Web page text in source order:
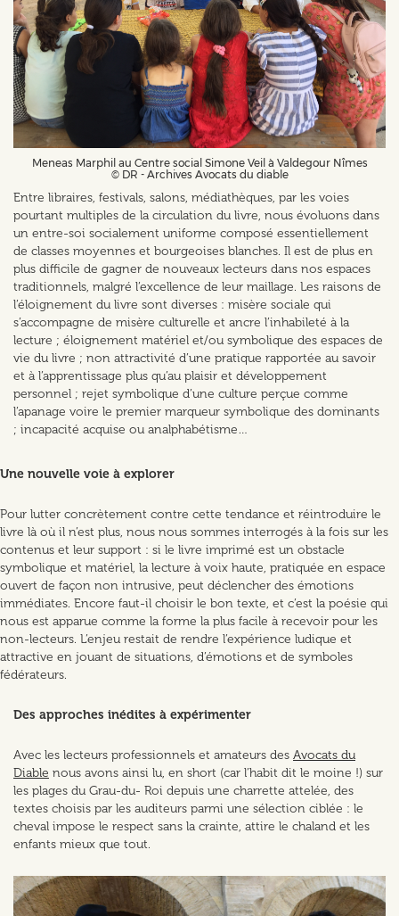
Meneas Marphil au Centre social Simone Veil à Valdegour Nîmes
© DR - Archives Avocats du diable
Entre libraires, festivals, salons, médiathèques, par les voies
pourtant multiples de la circulation du livre, nous évoluons dans
un entre-soi socialement uniforme composé essentiellement
de classes moyennes et bourgeoises blanches. Il est de plus en
plus difficile de gagner de nouveaux lecteurs dans nos espaces
traditionnels, malgré l’excellence de leur maillage. Les raisons de
l’éloignement du livre sont diverses : misère sociale qui
s’accompagne de misère culturelle et ancre l’inhabileté à la
lecture ; éloignement matériel et/ou symbolique des espaces de
vie du livre ; non attractivité d’une pratique rapportée au savoir
et à l’apprentissage plus qu’au plaisir et développement
personnel ; rejet symbolique d’une culture perçue comme
l’apanage voire le premier marqueur symbolique des dominants
; incapacité acquise ou analphabétisme…
Une nouvelle voie à explorer
Pour lutter concrètement contre cette tendance et réintroduire le
livre là où il n’est plus, nous nous sommes interrogés à la fois sur les
contenus et leur support : si le livre imprimé est un obstacle
symbolique et matériel, la lecture à voix haute, pratiquée en espace
ouvert de façon non intrusive, peut déclencher des émotions
immédiates. Encore faut-il choisir le bon texte, et c’est la poésie qui
nous est apparue comme la forme la plus facile à recevoir pour les
non-lecteurs. L’enjeu restait de rendre l’expérience ludique et
attractive en jouant de situations, d’émotions et de symboles
fédérateurs.
Des approches inédites à expérimenter
Avec les lecteurs professionnels et amateurs des Avocats du
Diable nous avons ainsi lu, en short (car l’habit dit le moine !) sur
les plages du Grau-du- Roi depuis une charrette attelée, des
textes choisis par les auditeurs parmi une sélection ciblée : le
cheval impose le respect sans la crainte, attire le chaland et les
enfants mieux que tout.